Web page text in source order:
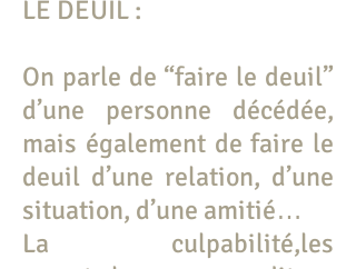
LE DEUIL :
On parle de “faire le deuil”
d’une personne décédée,
mais également de faire le
deuil d’une relation, d’une
situation, d’une amitié…
La culpabilité,les